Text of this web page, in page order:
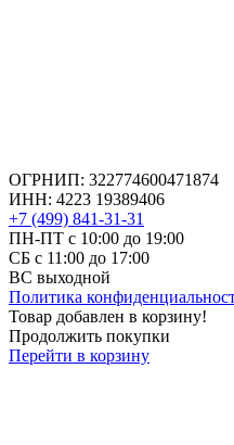
ОГРНИП: 322774600471874
ИНН: 4223 19389406
+7 (499) 841-31-31
ПН-ПТ с 10:00 до 19:00
СБ c 11:00 до 17:00
ВС выходной
Политика
Товар добавлен в корзину!
Продолжить покупки
Перейти в корзину